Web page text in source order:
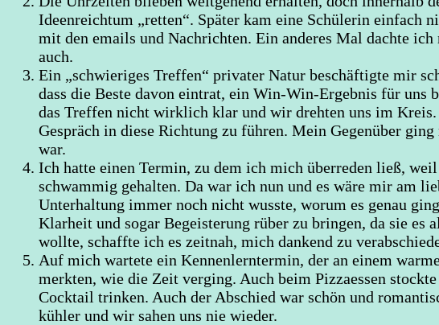
Ideenreichtum „retten“. Später kam eine Schülerin einfach
mit den emails und Nachrichten. Ein anderes Mal dachte
auch.
Ein „schwieriges Treffen“ privater Natur beschäftigte mir
dass die Beste davon eintrat, ein Win-Win-Ergebnis für uns
das Treffen nicht wirklich klar und wir drehten uns im
Gespräch in diese Richtung zu führen. Mein Gegenüber
war.
Ich hatte einen Termin, zu dem ich mich überreden ließ,
schwammig gehalten. Da war ich nun und es wäre mir am
Unterhaltung immer noch nicht wusste, worum es genau
Klarheit und sogar Begeisterung rüber zu bringen, da sie es
wollte, schaffte ich es zeitnah, mich dankend zu
Auf mich wartete ein Kennenlerntermin, der an einem
merkten, wie die Zeit verging. Auch beim Pizzaessen
Cocktail trinken. Auch der Abschied war schön und
kühler und wir sahen uns nie wieder.